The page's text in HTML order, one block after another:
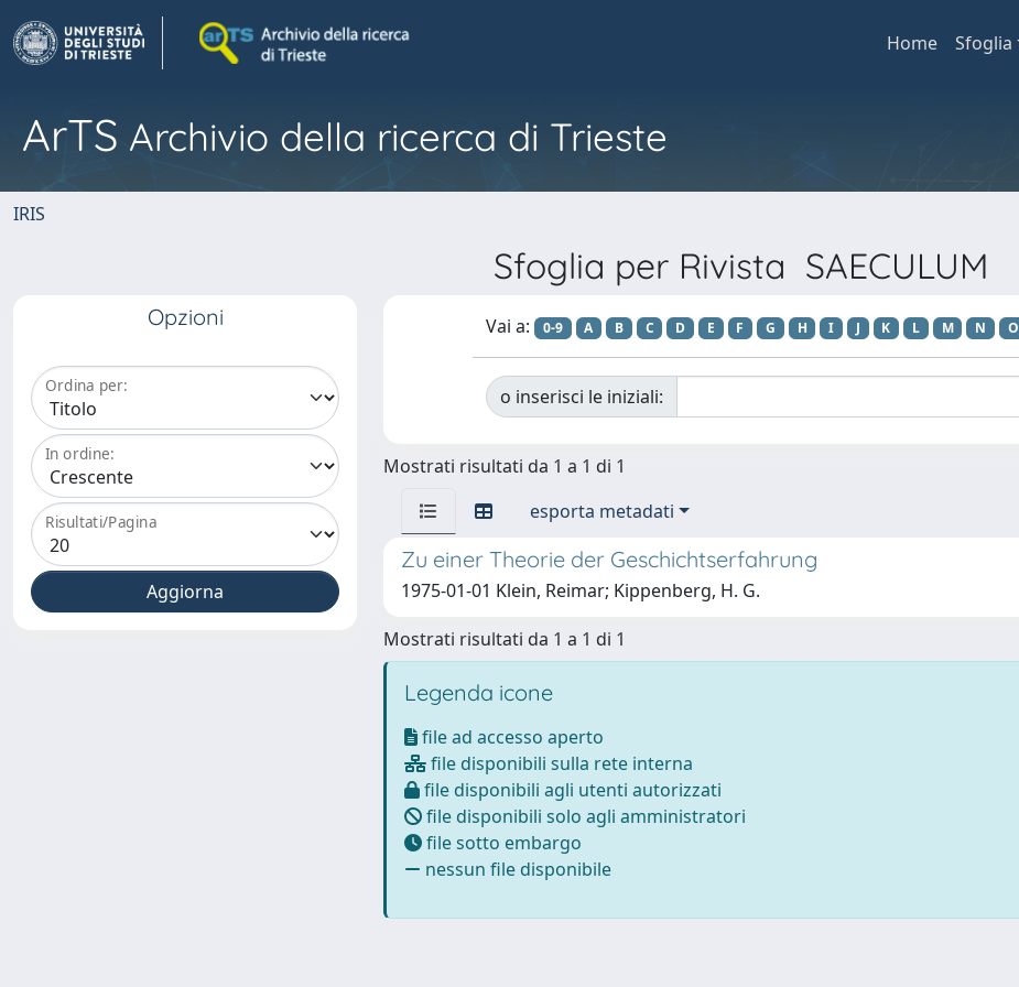
Home Sfoglia
ArTS Archivio della ricerca di Trieste
IRIS
Sfoglia per Rivista SAECULUM
Opzioni
Ordina per:
In ordine:
Risultati/Pagina
Vai a: 0-9 A B C D E F G H I J K L M N O
o inserisci le iniziali:
Mostrati risultati da 1 a 1 di 1
esporta metadati
Zu einer Theorie der Geschichtserfahrung
1975-01-01 Klein, Reimar; Kippenberg, H. G.
Mostrati risultati da 1 a 1 di 1
Legenda icone
file ad accesso aperto
file disponibili sulla rete interna
file disponibili agli utenti autorizzati
file disponibili solo agli amministratori
file sotto embargo
nessun file disponibile